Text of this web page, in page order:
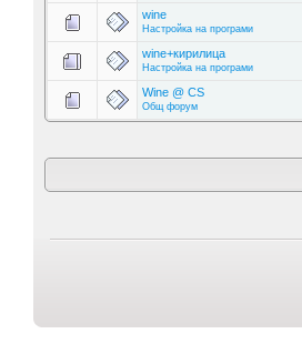
wine
Настройка на програми
wine+кирилица
Настройка на програми
Wine @ CS
Общ форум